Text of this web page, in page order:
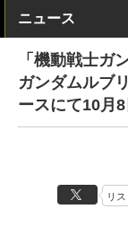
ニュース
「機動戦士ガ
ガンダムルブ
ースにて10月
リス